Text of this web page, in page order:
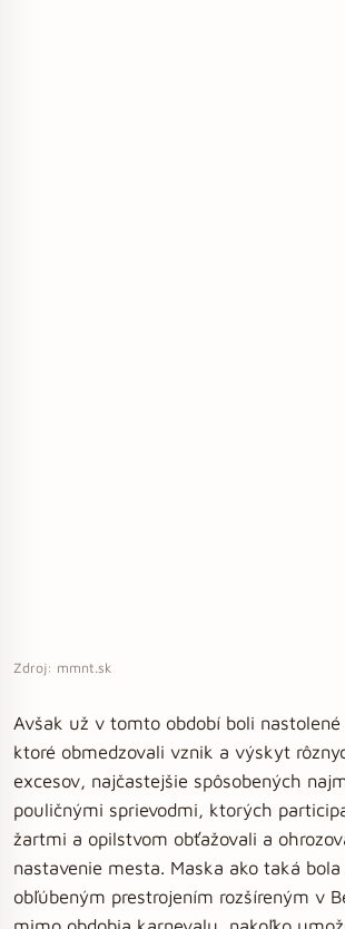
Zdroj: mmnt.sk
Avšak už v tomto období boli
ktoré obmedzovali vznik a výskyt
excesov, najčastejšie spôsobených
pouličnými sprievodmi, ktorých
žartmi a opilstvom obťažovali a
nastavenie mesta. Maska ako taká
obľúbeným prestrojením rozšíreným v